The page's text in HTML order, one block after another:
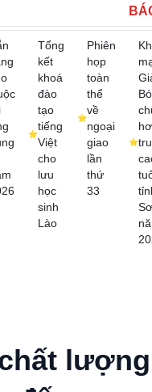
Tổng
kết
khoá
đào
tạo
tiếng
Việt
cho
lưu
học
sinh
Lào
Phiên
họp
toàn
thể
về
ngoại
giao
lần
thứ
33